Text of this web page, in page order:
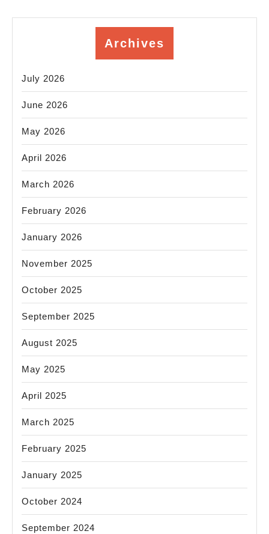
Archives
July 2026
June 2026
May 2026
April 2026
March 2026
February 2026
January 2026
November 2025
October 2025
September 2025
August 2025
May 2025
April 2025
March 2025
February 2025
January 2025
October 2024
September 2024